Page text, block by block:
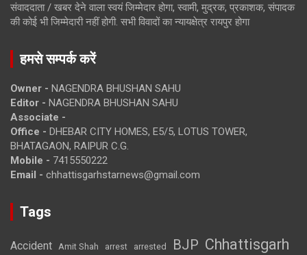
संवाददाता / खबर देने वाला स्वयं जिम्मेदार होगा, स्वामी, मुद्रक, प्रकाशक, संपादक
की कोई भी जिम्मेदारी नहीं होगी. सभी विवादों का न्यायक्षेत्र रायपुर होगा
हमसे सम्पर्क करें
Owner - NAGENDRA BHUSHAN SAHU
Editor - NAGENDRA BHUSHAN SAHU
Associate -
Office - DHEBAR CITY HOMES, E5/5, LOTUS TOWER,
BHATAGAON, RAIPUR C.G.
Mobile - 7415550222
Email - chhattisgarhstarnews@gmail.com
Tags
Accident Amit Shah arrest arrested BJP Chhattisgarh